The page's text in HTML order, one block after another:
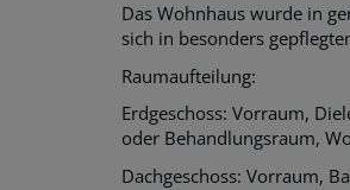
Das Wohnhaus wurde in
sich in besonders
Raumaufteilung:
Erdgeschoss: Vorraum,
oder Behandlungsraum,
Dachgeschoss: Vorraum,